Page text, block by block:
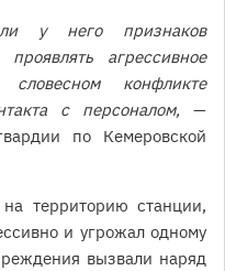
у него признаков
агрессивное
конфликте
с персоналом, —
по Кемеровской
территорию станции,
и угрожал одному
вызвали наряд